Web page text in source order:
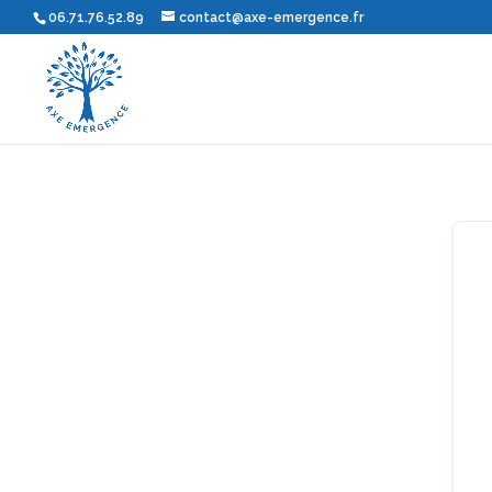
06.71.76.52.89 contact@axe-emergence.fr